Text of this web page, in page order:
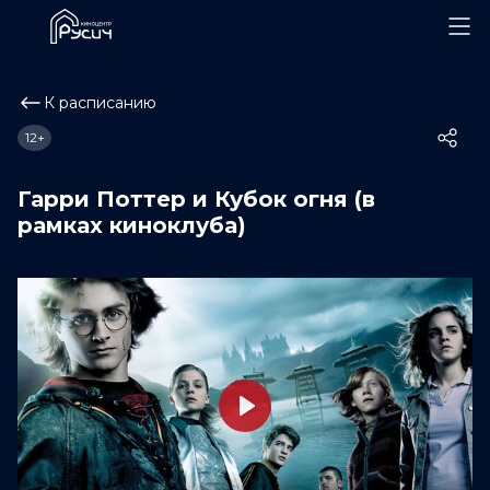
К расписанию
Гарри Поттер и Кубок огня (в
рамках киноклуба)
12+
Play